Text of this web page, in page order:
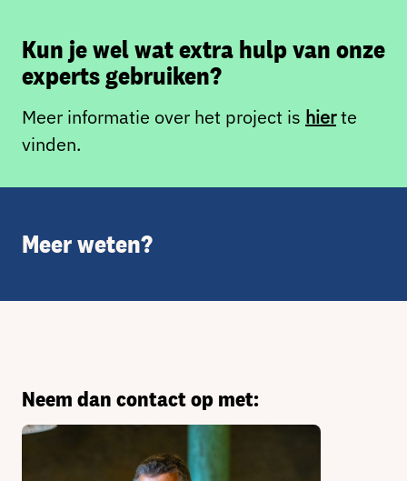
Kun je wel wat extra hulp van onze
experts gebruiken?
Meer informatie over het project is hierte
vinden.
Meer weten?
Neem dan contact op met: